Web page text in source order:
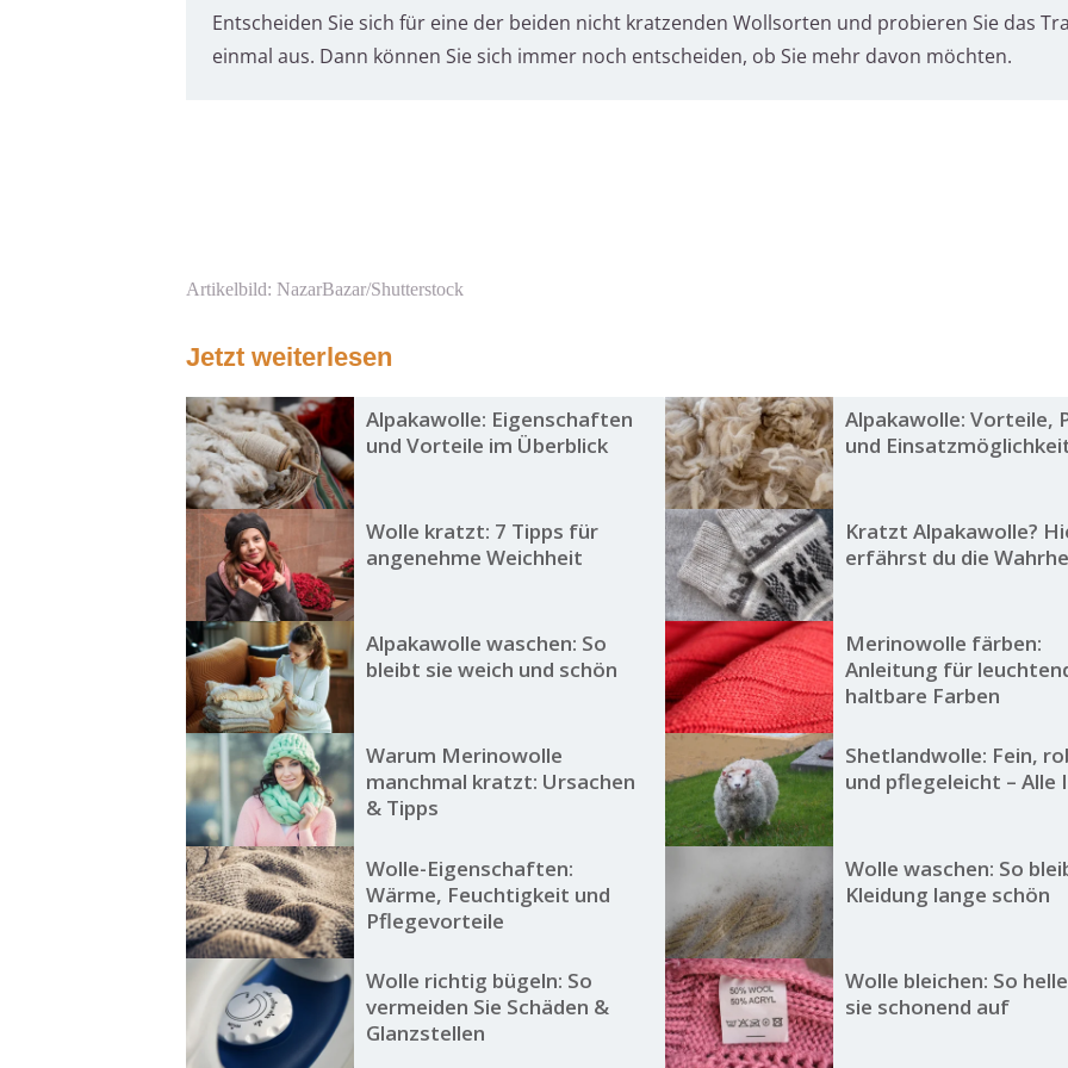
Entscheiden Sie sich für eine der beiden nicht kratzenden Wollsorten und probieren Sie das
einmal aus. Dann können Sie sich immer noch entscheiden, ob Sie mehr davon möchten.
Artikelbild: NazarBazar/Shutterstock
Jetzt weiterlesen
Alpakawolle: Eigenschaften
und Vorteile im Überblick
Alpakawolle: Vorteile,
und
Wolle kratzt: 7 Tipps für
angenehme Weichheit
Kratzt Alpakawolle?
erfährst du die
Alpakawolle waschen: So
bleibt sie weich und schön
Merinowolle färben:
Anleitung für
haltbare Farben
Warum Merinowolle
manchmal kratzt: Ursachen
& Tipps
Shetlandwolle: Fein,
und pflegeleicht – Alle
Wolle-Eigenschaften:
Wärme, Feuchtigkeit und
Pflegevorteile
Wolle waschen: So
Kleidung lange schön
Wolle richtig bügeln: So
vermeiden Sie Schäden &
Glanzstellen
Wolle bleichen: So
sie schonend auf